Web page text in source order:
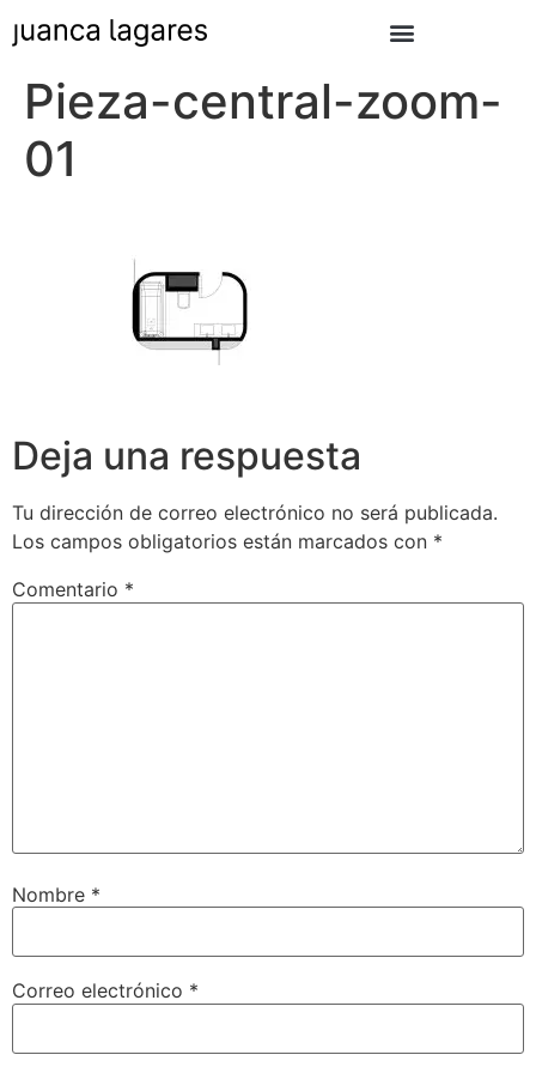
Pieza-central-zoom-
01
Deja una respuesta
Tu dirección de correo electrónico no será publicada.
Los campos obligatorios están marcados con *
Comentario *
Nombre *
Correo electrónico *